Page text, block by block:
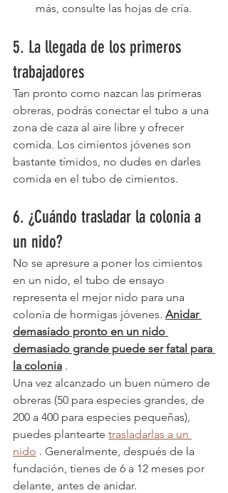
más, consulte las hojas de cría.
5. La llegada de los primeros
trabajadores
Tan pronto como nazcan las primeras
obreras, podrás conectar el tubo a una
zona de caza al aire libre y ofrecer
comida. Los cimientos jóvenes son
bastante tímidos, no dudes en darles
comida en el tubo de cimientos.
6. ¿Cuándo trasladar la colonia a
un nido?
No se apresure a poner los cimientos
en un nido, el tubo de ensayo
representa el mejor nido para una
colonia de hormigas jóvenes. Anidar
demasiado pronto en un nido
demasiado grande puede ser fatal para
la colonia .
Una vez alcanzado un buen número de
obreras (50 para especies grandes, de
200 a 400 para especies pequeñas),
puedes plantearte trasladarlas a un
nido . Generalmente, después de la
fundación, tienes de 6 a 12 meses por
delante, antes de anidar.